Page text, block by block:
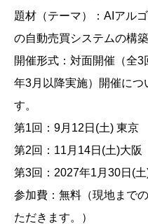
題材（テーマ）：AIアル
の自動売買システムの構築
開催形式：対面開催（全
年3月以降実施）開催につ
す。
第1回：9月12日(土) 東京
第2回：11月14日(土)大阪
第3回：2027年1月30日(
参加費：無料（現地まで
ただきます。）